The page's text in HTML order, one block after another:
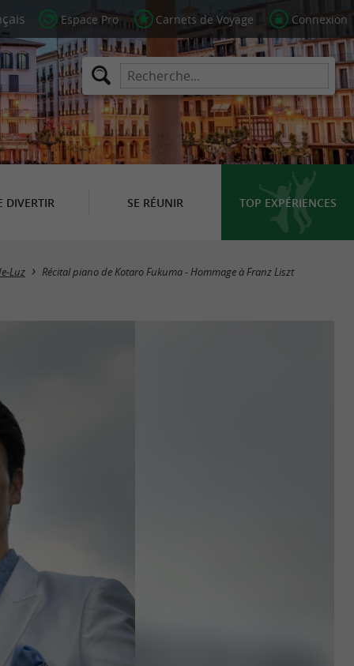
Espace Pro Carnets de Voyage Connexion
DIVERTIR SE RÉUNIR TOP EXPÉRIENCES
Luz Récital piano de Kotaro Fukuma - Hommage à Franz Liszt